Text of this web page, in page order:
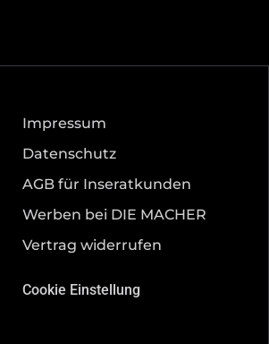
Impressum
Datenschutz
AGB für Inseratkunden
Werben bei DIE MACHER
Vertrag widerrufen
Cookie Einstellung